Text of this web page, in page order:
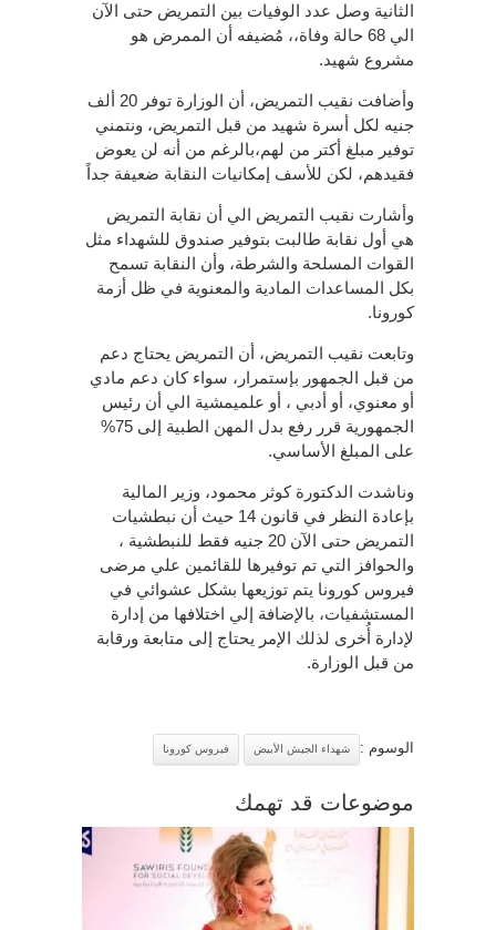
الثانية وصل عدد الوفيات بين التمريض حتى الآن
الي 68 حالة وفاة،، مُضيفه أن الممرض هو
مشروع شهيد.
وأضافت نقيب التمريض، أن الوزارة توفر 20 ألف
جنيه لكل أسرة شهيد من قبل التمريض، ونتمني
توفير مبلغ أكتر من لهم،بالرغم من أنه لن يعوض
فقيدهم، لكن للأسف إمكانيات النقابة ضعيفة جداً
وأشارت نقيب التمريض الي أن نقابة التمريض
هي أول نقابة طالبت بتوفير صندوق للشهداء مثل
القوات المسلحة والشرطة، وأن النقابة تسمح
بكل المساعدات المادية والمعنوية في ظل أزمة
كورونا.
وتابعت نقيب التمريض، أن التمريض يحتاج دعم
من قبل الجمهور بإستمرار، سواء كان دعم مادي
أو معنوي، أو أدبي ، أو علميمشية الي أن رئيس
الجمهورية قرر رفع بدل المهن الطبية إلى 75%
على المبلغ الأساسي.
وناشدت الدكتورة كوثر محمود، وزير المالية
بإعادة النظر في قانون 14 حيث أن نبطشيات
التمريض حتى الآن 20 جنيه فقط للنبطشية ،
والحوافز التي تم توفيرها للقائمين علي مرضى
فيروس كورونا يتم توزيعها بشكل عشوائي في
المستشفيات، بالإضافة إلي اختلافها من إدارة
لإدارة أُخرى لذلك الإمر يحتاج إلى متابعة ورقابة
من قبل الوزارة.
الوسوم : شهداء الجيش الأبيض فيروس كورونا
موضوعات قد تهمك